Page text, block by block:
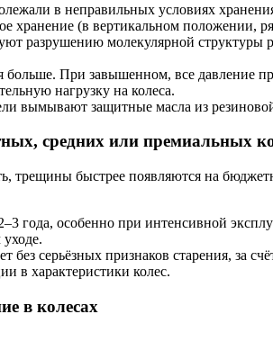
в неправильных условиях
хранение (в вертикальном положении,
разрушению молекулярной структуры
При завышенном, все давление
нагрузку на колеса.
вымывают защитные масла из
средних или премиальных
трещины быстрее появляются на
года, особенно при интенсивной
без серьёзных признаков старения, за
в характеристики колес.
в колесах